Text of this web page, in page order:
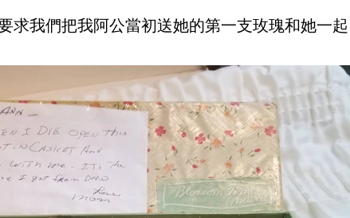
求我們把我阿公當初送她的第一支玫瑰和她一起